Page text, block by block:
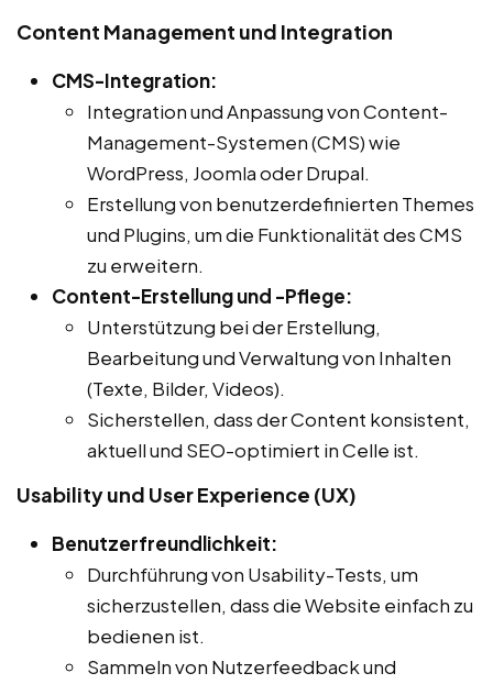
Content Management und Integration
CMS-Integration:
Integration und Anpassung von Content-
Management-Systemen (CMS) wie
WordPress, Joomla oder Drupal.
Erstellung von benutzerdefinierten Themes
und Plugins, um die Funktionalität des CMS
zu erweitern.
Content-Erstellung und -Pflege:
Unterstützung bei der Erstellung,
Bearbeitung und Verwaltung von Inhalten
(Texte, Bilder, Videos).
Sicherstellen, dass der Content konsistent,
aktuell und SEO-optimiert in Celle ist.
Usability und User Experience (UX)
Benutzerfreundlichkeit:
Durchführung von Usability-Tests, um
sicherzustellen, dass die Website einfach zu
bedienen ist.
Sammeln von Nutzerfeedback und